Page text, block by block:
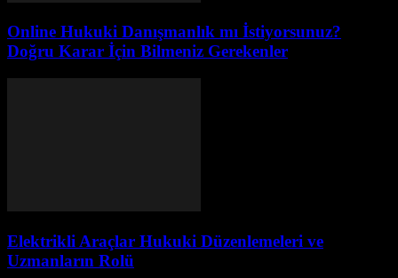
Online Hukuki Danışmanlık mı İstiyorsunuz?
Doğru Karar İçin Bilmeniz Gerekenler
Elektrikli Araçlar Hukuki Düzenlemeleri ve
Uzmanların Rolü